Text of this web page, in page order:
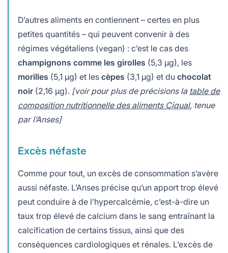
D’autres aliments en contiennent – certes en plus
petites quantités – qui peuvent convenir à des
régimes végétaliens (vegan) : c’est le cas des
champignons comme les girolles (5,3 µg), les
morilles (5,1 µg) et les cèpes (3,1 µg) et du chocolat
noir (2,16 µg). [voir pour plus de précisions la table de
composition nutritionnelle des aliments Ciqual, tenue
par l’Anses]
Excès néfaste
Comme pour tout, un excès de consommation s’avère
aussi néfaste. L’Anses précise qu’un apport trop élevé
peut conduire à de l’hypercalcémie, c’est-à-dire un
taux trop élevé de calcium dans le sang entraînant la
calcification de certains tissus, ainsi que des
conséquences cardiologiques et rénales. L’excès de